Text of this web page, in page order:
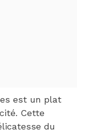
est un plat
Cette
du